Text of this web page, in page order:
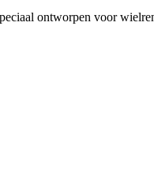
ontworpen voor